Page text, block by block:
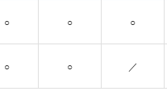
○ ○ ○
○ ○ ／